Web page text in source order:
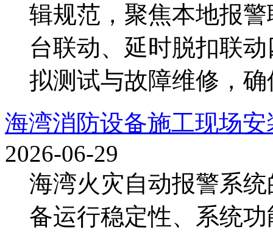
辑规范，聚焦本地报
台联动、延时脱扣联
拟测试与故障维修，确
海湾消防设备施工现场
2026-06-29
海湾火灾自动报警系
备运行稳定性、系统